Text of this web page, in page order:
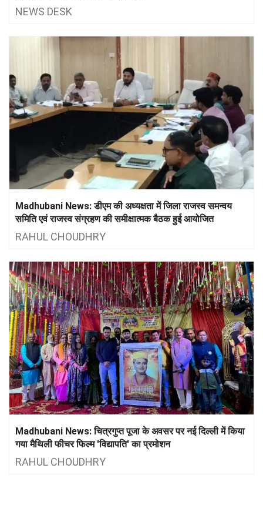
NEWS DESK
Madhubani News: डीएम की अध्यक्षता में जिला राजस्व समन्वय
समिति एवं राजस्व संग्रहण की समीक्षात्मक बैठक हुई आयोजित
RAHUL CHOUDHRY
Madhubani News: चित्रगुप्त पूजा के अवसर पर नई दिल्ली में किया
गया मैथिली फीचर फिल्म 'विद्यापति' का प्रमोशन
RAHUL CHOUDHRY